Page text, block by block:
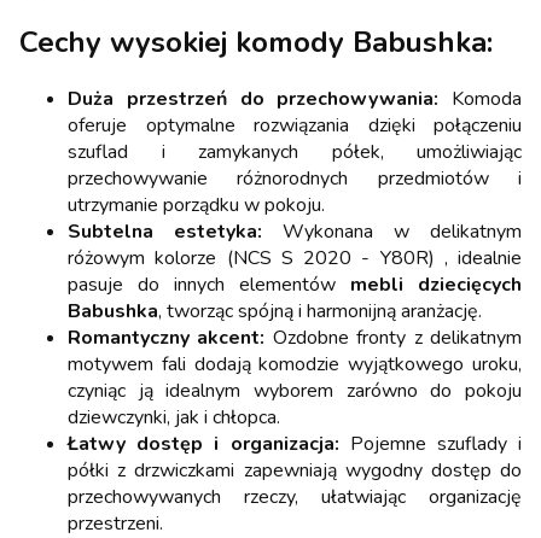
Cechy wysokiej komody Babushka:
Duża przestrzeń do przechowywania: Komoda
oferuje optymalne rozwiązania dzięki połączeniu
szuflad i zamykanych półek, umożliwiając
przechowywanie różnorodnych przedmiotów i
utrzymanie porządku w pokoju.
Subtelna estetyka: Wykonana w delikatnym
różowym kolorze (NCS S 2020 - Y80R) , idealnie
pasuje do innych elementów mebli dziecięcych
Babushka, tworząc spójną i harmonijną aranżację.
Romantyczny akcent: Ozdobne fronty z delikatnym
motywem fali dodają komodzie wyjątkowego uroku,
czyniąc ją idealnym wyborem zarówno do pokoju
dziewczynki, jak i chłopca.
Łatwy dostęp i organizacja: Pojemne szuflady i
półki z drzwiczkami zapewniają wygodny dostęp do
przechowywanych rzeczy, ułatwiając organizację
przestrzeni.